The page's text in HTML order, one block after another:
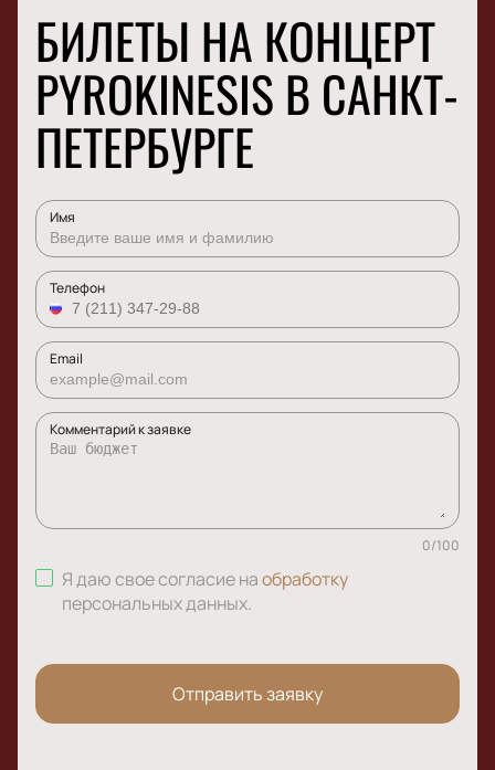
БИЛЕТЫ НА КОНЦЕРТ
PYROKINESIS В САНКТ-
ПЕТЕРБУРГЕ
Имя
Телефон
Email
Комментарий к заявке
0/100
Я даю свое согласие наобработку
персональных данных.
Отправить заявку